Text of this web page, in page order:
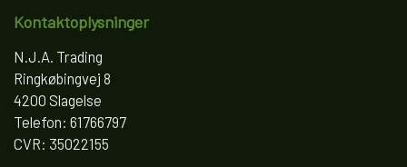
Kontaktoplysninger
N.J.A. Trading
Ringkøbingvej 8
4200 Slagelse
Telefon: 61766797
CVR: 35022155